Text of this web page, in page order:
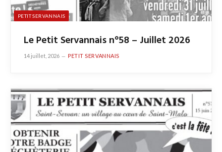
PETIT SERVANNAIS
Le Petit Servannais n°58 – Juillet 2026
14 juillet, 2026 PETIT SERVANNAIS